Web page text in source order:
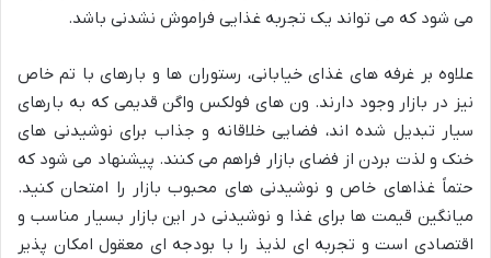
می شود که می تواند یک تجربه غذایی فراموش نشدنی باشد.
علاوه بر غرفه های غذای خیابانی، رستوران ها و بارهای با تم خاص
نیز در بازار وجود دارند. ون های فولکس واگن قدیمی که به بارهای
سیار تبدیل شده اند، فضایی خلاقانه و جذاب برای نوشیدنی های
خنک و لذت بردن از فضای بازار فراهم می کنند. پیشنهاد می شود که
حتماً غذاهای خاص و نوشیدنی های محبوب بازار را امتحان کنید.
میانگین قیمت ها برای غذا و نوشیدنی در این بازار بسیار مناسب و
اقتصادی است و تجربه ای لذیذ را با بودجه ای معقول امکان پذیر